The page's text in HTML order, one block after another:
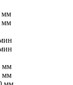
мм
мм
мм
мм